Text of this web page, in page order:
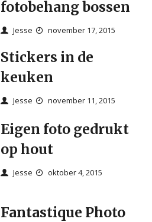
fotobehang bossen
Jesse november 17, 2015
Stickers in de
keuken
Jesse november 11, 2015
Eigen foto gedrukt
op hout
Jesse oktober 4, 2015
Fantastique Photo